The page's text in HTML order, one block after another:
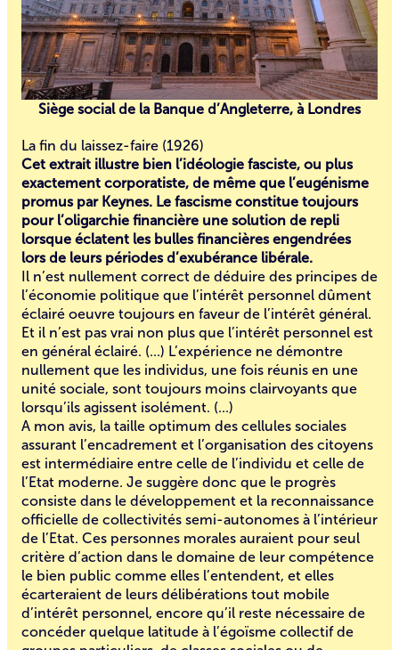
Siège social de la Banque d’Angleterre, à Londres
La fin du laissez-faire (1926)
Cet extrait illustre bien l’idéologie fasciste, ou plus
exactement corporatiste, de même que l’eugénisme
promus par Keynes. Le fascisme constitue toujours
pour l’oligarchie financière une solution de repli
lorsque éclatent les bulles financières engendrées
lors de leurs périodes d’exubérance libérale.
Il n’est nullement correct de déduire des principes de
l’économie politique que l’intérêt personnel dûment
éclairé oeuvre toujours en faveur de l’intérêt général.
Et il n’est pas vrai non plus que l’intérêt personnel est
en général éclairé. (...) L’expérience ne démontre
nullement que les individus, une fois réunis en une
unité sociale, sont toujours moins clairvoyants que
lorsqu’ils agissent isolément. (...)
A mon avis, la taille optimum des cellules sociales
assurant l’encadrement et l’organisation des citoyens
est intermédiaire entre celle de l’individu et celle de
l’Etat moderne. Je suggère donc que le progrès
consiste dans le développement et la reconnaissance
officielle de collectivités semi-autonomes à l’intérieur
de l’Etat. Ces personnes morales auraient pour seul
critère d’action dans le domaine de leur compétence
le bien public comme elles l’entendent, et elles
écarteraient de leurs délibérations tout mobile
d’intérêt personnel, encore qu’il reste nécessaire de
concéder quelque latitude à l’égoïsme collectif de